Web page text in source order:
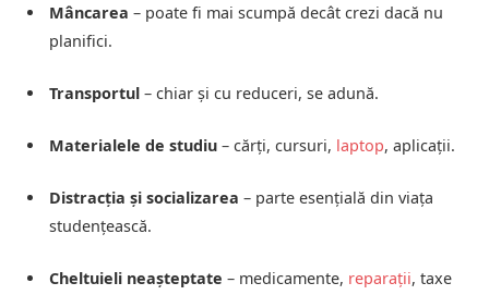
Mâncarea – poate fi mai scumpă decât crezi dacă nu
planifici.
Transportul – chiar și cu reduceri, se adună.
Materialele de studiu – cărți, cursuri, laptop, aplicații.
Distracția și socializarea – parte esențială din viața
studențească.
Cheltuieli neașteptate – medicamente, reparații, taxe